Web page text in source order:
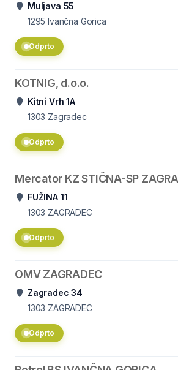
Muljava 55
1295 Ivančna Gorica
Odprto
KOTNIG, d.o.o.
Kitni Vrh 1A
1303 Zagradec
Odprto
Mercator KZ STIČNA-SP
FUŽINA 11
1303 ZAGRADEC
Odprto
OMV ZAGRADEC
Zagradec 34
1303 ZAGRADEC
Odprto